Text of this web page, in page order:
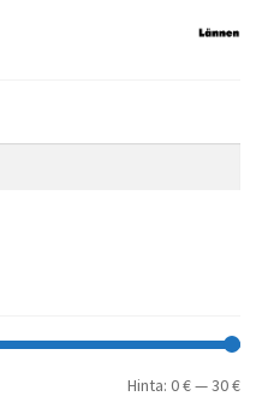
Hinta:0 €—30 €